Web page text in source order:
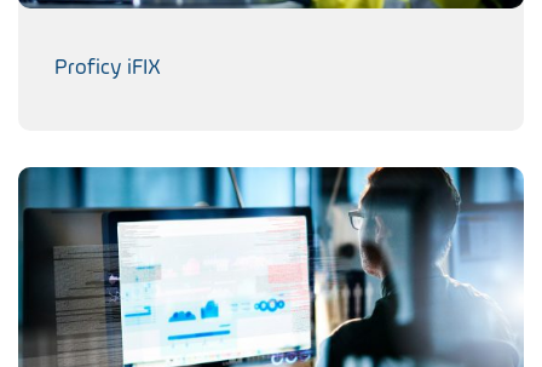
Proficy iFIX